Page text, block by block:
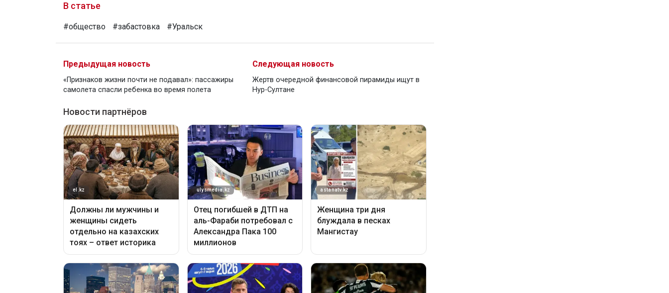
В статье
#общество #забастовка #Уральск
Предыдущая новость
«Признаков жизни почти не подавал»: пассажиры
самолета спасли ребенка во время полета
Следующая новость
Жертв очередной финансовой пирамиды ищут в
Нур-Султане